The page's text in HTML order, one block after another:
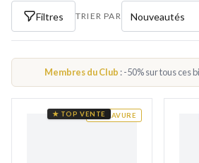
Filtres
TRIER PAR
Membres du Club : -50% sur tous ces
GRAVURE
★ TOP VENTE